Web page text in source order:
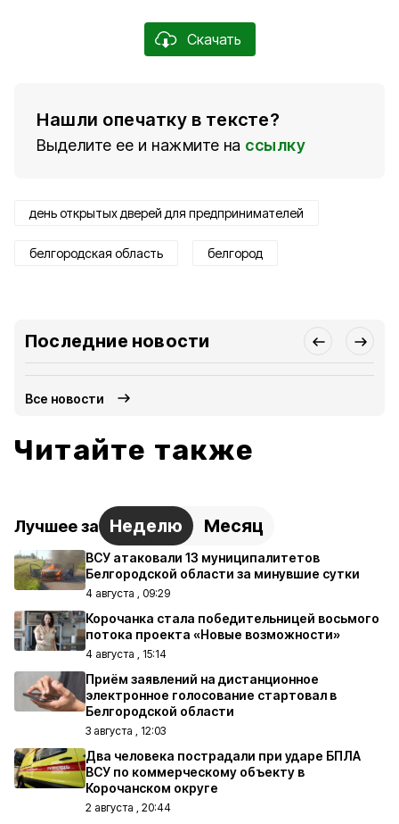
Скачать
Нашли опечатку в тексте?
Выделите ее и нажмите на ссылку
день открытых дверей для предпринимателей
белгородская область белгород
Последние новости
Все новости
Читайте также
Лучшее за Неделю Месяц
ВСУ атаковали 13 муниципалитетов
Белгородской области за минувшие сутки
4 августа , 09:29
Корочанка стала победительницей восьмого
потока проекта «Новые возможности»
4 августа , 15:14
Приём заявлений на дистанционное
электронное голосование стартовал в
Белгородской области
3 августа , 12:03
Два человека пострадали при ударе БПЛА
ВСУ по коммерческому объекту в
Корочанском округе
2 августа , 20:44